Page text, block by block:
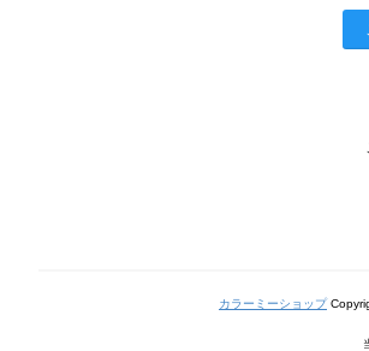
カラーミーショップ